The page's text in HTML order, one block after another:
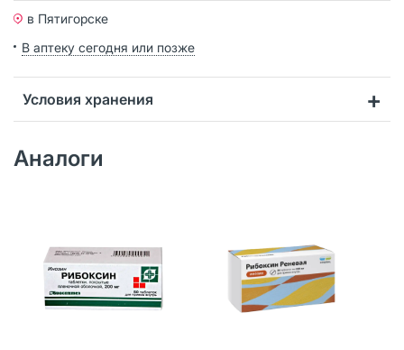
в Пятигорске
В аптеку сегодня или позже
Условия хранения
Аналоги